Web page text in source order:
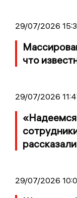
29/07/2026
что
29/07/2026
29/07/2026